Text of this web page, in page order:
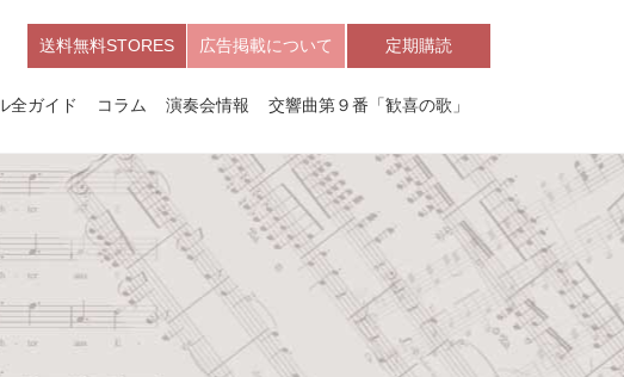
送料無料STORES 広告掲載について 定期購読
全ガイド コラム 演奏会情報 交響曲第９番「歓喜の歌」